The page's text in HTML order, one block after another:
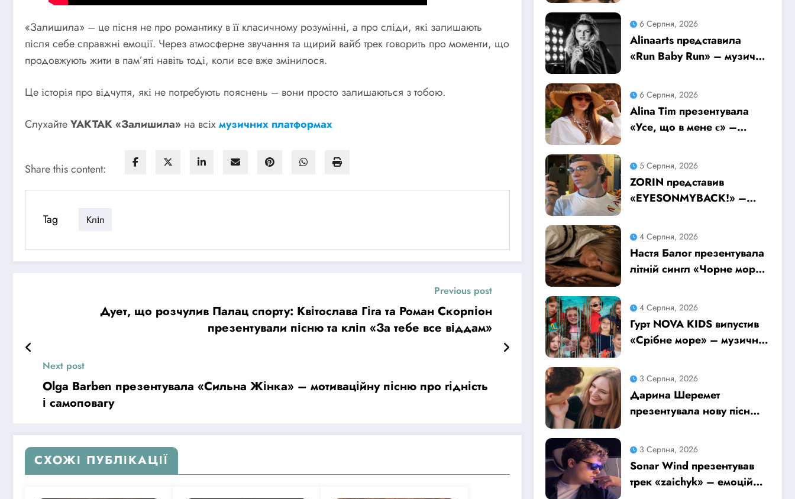
«Залишила» – це пісня не про романтику в її класичному розумінні, а про сліди, які залишають
після себе справжні емоції. Через атмосферне звучання та щирий вайб трек говорить про моменти, що
продовжують жити в пам’яті навіть тоді, коли все вже змінилося.
Це історія про відчуття, які не потребують пояснень – вони просто залишаються з тобою.
СлухайтеYAKTAK «Залишила» на всіхмузичних платформах
Share this content:
Tag Кліп
Previous post
Дует, що розчулив Палац спорту: Квітослава Гіга та Роман Скорпіон
презентували пісню та кліп «За тебе все віддам»
Next post
Olga Barben презентувала «Сильна Жінка» – мотиваційну пісню про гідність
і самоповагу
СХОЖІ ПУБЛІКАЦІЇ
живуть у мовчанні
6 Серпня, 2026
Alinaarts представила
«Run Baby Run» – музичну
продовжує жити попри
війну
6 Серпня, 2026
Alina Tim презентувала
«Усе, що в мене є» –
драм, маніпуляцій і
зайвих ігор
5 Серпня, 2026
ZORIN представив
«EYESONMYBACK!» –
боротьбу із власними
думками
4 Серпня, 2026
Настя Балог презентувала
літній сингл «Чорне море»
залишаються назавжди
4 Серпня, 2026
Гурт NOVA KIDS випустив
«Срібне море» – музичну
безтурботні 2010-ті
3 Серпня, 2026
Дарина Шеремет
презентувала нову пісню
кохання, яке надихає
3 Серпня, 2026
Sonar Wind презентував
трек «zaichyk» – емоційну